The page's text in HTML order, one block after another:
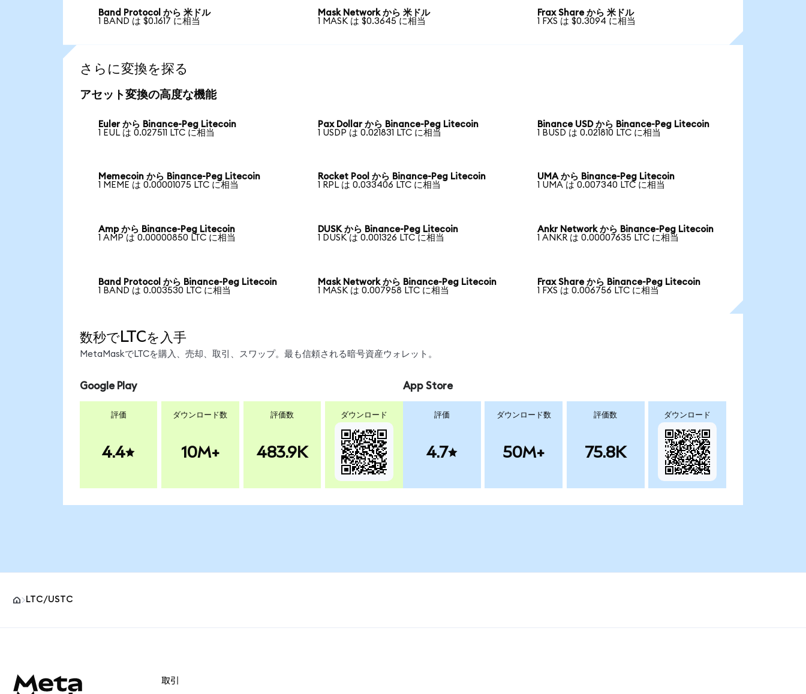
Band Protocol から 米ドル
1 BAND は $0.1617 に相当
Mask Network から 米ドル
1 MASK は $0.3645 に相当
Frax Share から 米ドル
1 FXS は $0.3094 に相当
さらに変換を探る
アセット変換の高度な機能
Euler から Binance-Peg Litecoin
1 EUL は 0.027511 LTC に相当
Pax Dollar から Binance-Peg Litecoin
1 USDP は 0.021831 LTC に相当
Binance USD から Binance-Peg Litecoin
1 BUSD は 0.021810 LTC に相当
Memecoin から Binance-Peg Litecoin
1 MEME は 0.00001075 LTC に相当
Rocket Pool から Binance-Peg Litecoin
1 RPL は 0.033406 LTC に相当
UMA から Binance-Peg Litecoin
1 UMA は 0.007340 LTC に相当
Amp から Binance-Peg Litecoin
1 AMP は 0.00000850 LTC に相当
DUSK から Binance-Peg Litecoin
1 DUSK は 0.001326 LTC に相当
Ankr Network から Binance-Peg Litecoin
1 ANKR は 0.00007635 LTC に相当
Band Protocol から Binance-Peg Litecoin
1 BAND は 0.003530 LTC に相当
Mask Network から Binance-Peg Litecoin
1 MASK は 0.007958 LTC に相当
Frax Share から Binance-Peg Litecoin
1 FXS は 0.006756 LTC に相当
数秒でLTCを入手
MetaMaskでLTCを購入、売却、取引、スワップ。最も信頼される暗号資産ウォレット。
Google Play
評価
4.4
ダウンロード数
10M+
評価数
483.9K
ダウンロード
App Store
評価
4.7
ダウンロード数
50M+
評価数
75.8K
ダウンロード
LTC/USTC
取引